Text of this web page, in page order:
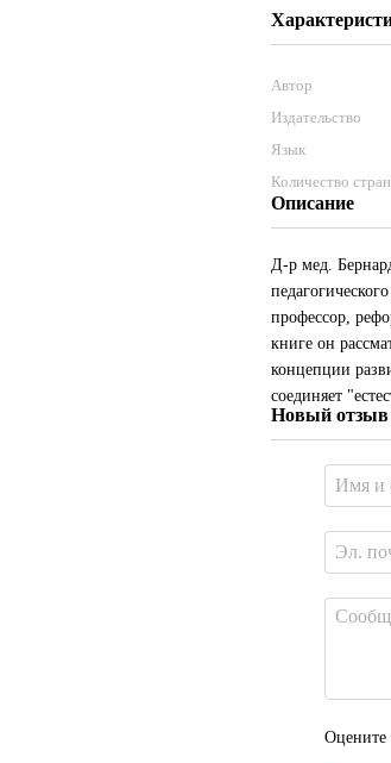
Автор
Издательство
Язык
Количество
Описание
Д-р мед.
профессор,
книге он
концепции
соединяет
Новый отзыв
Оцените